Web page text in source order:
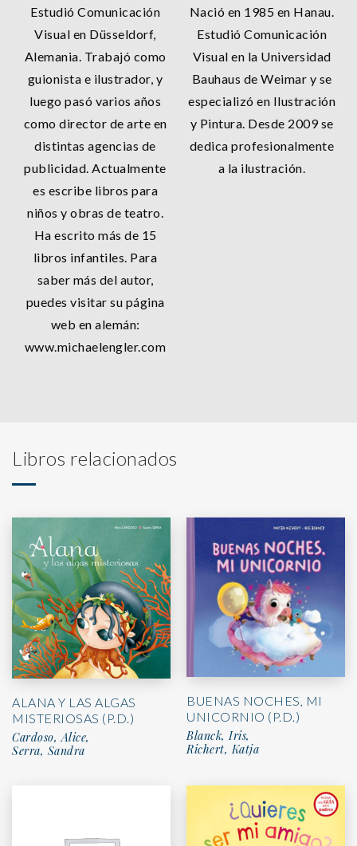
Estudió Comunicación
Visual en Düsseldorf,
Alemania. Trabajó como
guionista e ilustrador, y
luego pasó varios años
como director de arte en
distintas agencias de
publicidad. Actualmente
es escribe libros para
niños y obras de teatro.
Ha escrito más de 15
libros infantiles. Para
saber más del autor,
puedes visitar su página
web en alemán:
www.michaelengler.com
Nació en 1985 en Hanau.
Estudió Comunicación
Visual en la Universidad
Bauhaus de Weimar y se
especializó en Ilustración
y Pintura. Desde 2009 se
dedica profesionalmente
a la ilustración.
Libros relacionados
ALANA Y LAS ALGAS
MISTERIOSAS (P.D.)
Cardoso, Alice,
Serra, Sandra
BUENAS NOCHES, MI
UNICORNIO (P.D.)
Blanck, Iris,
Richert, Katja